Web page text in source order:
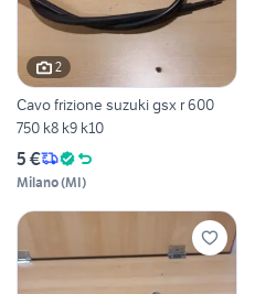
2
Cavo frizione suzuki gsx r 600
750 k8 k9 k10
5 €
Milano(MI)